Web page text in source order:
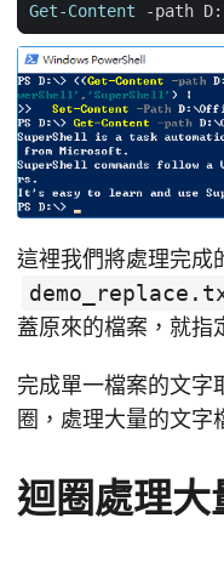
Get-Content
-path D:
這裡我們將處理完成
蓋原來的檔案，就指
完成單一檔案的文字
圈，處理大量的文字
迴圈處理大